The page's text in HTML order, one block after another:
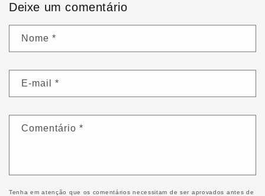
Deixe um comentário
Nome *
E-mail *
Comentário *
Tenha em atenção que os comentários necessitam de ser aprovados antes de